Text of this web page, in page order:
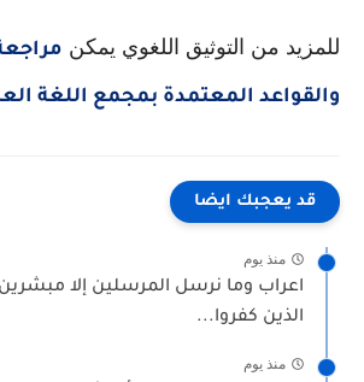
للمزيد من التوثيق اللغوي يمكن
والقواعد المعتمدة بمجمع اللغة
قد يعجبك ايضا
منذ يوم
اعراب وما نرسل المرسلين إلا
الذين كفروا...
منذ يوم